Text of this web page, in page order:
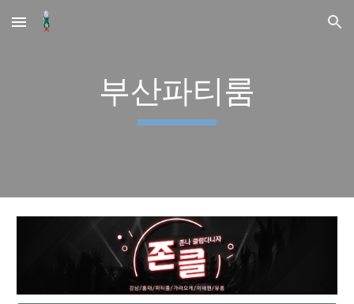
Skip to main content Skip to navigation
부산파티룸